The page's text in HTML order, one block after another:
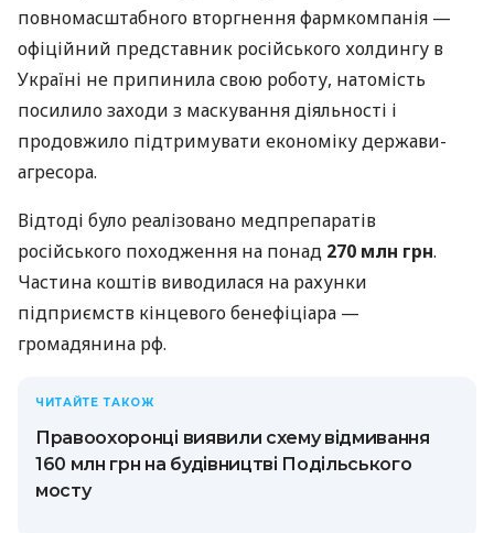
повномасштабного вторгнення фармкомпанія —
офіційний представник російського холдингу в
Україні не припинила свою роботу, натомість
посилило заходи з маскування діяльності і
продовжило підтримувати економіку держави-
агресора.
Відтоді було реалізовано медпрепаратів
російського походження на понад 270 млн грн.
Частина коштів виводилася на рахунки
підприємств кінцевого бенефіціара —
громадянина рф.
ЧИТАЙТЕ ТАКОЖ
Правоохоронці виявили схему відмивання
160 млн грн на будівництві Подільського
мосту